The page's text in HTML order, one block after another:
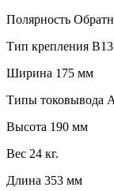
Полярность
Тип крепления B13
Ширина 175 мм
Типы токовывода
Высота 190 мм
Вес 24 кг.
Длина 353 мм